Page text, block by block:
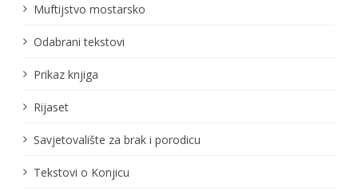
Muftijstvo mostarsko
Odabrani tekstovi
Prikaz knjiga
Rijaset
Savjetovalište za brak i porodicu
Tekstovi o Konjicu